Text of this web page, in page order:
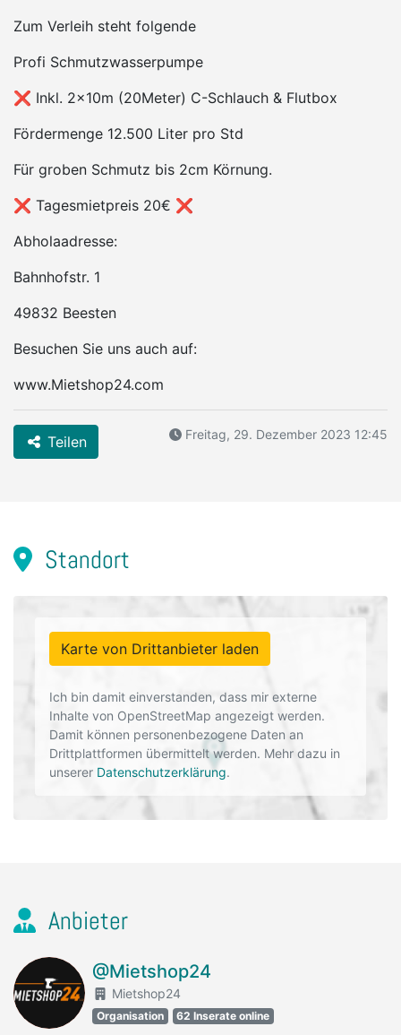
Zum Verleih steht folgende
Profi Schmutzwasserpumpe
❌ Inkl. 2x10m (20Meter) C-Schlauch & Flutbox
Fördermenge 12.500 Liter pro Std
Für groben Schmutz bis 2cm Körnung.
❌ Tagesmietpreis 20€ ❌
Abholaadresse:
Bahnhofstr. 1
49832 Beesten
Besuchen Sie uns auch auf:
www.Mietshop24.com
Teilen Freitag, 29. Dezember 2023 12:45
Standort
Karte von Drittanbieter laden
Ich bin damit einverstanden, dass mir externe
Inhalte von OpenStreetMap angezeigt werden.
Damit können personenbezogene Daten an
Drittplattformen übermittelt werden. Mehr dazu in
unserer Datenschutzerklärung.
Anbieter
@Mietshop24
Mietshop24
Organisation 62 Inserate online